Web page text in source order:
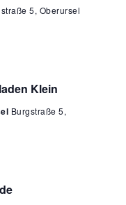
s
t
u
5, Oberursel
Klein
Burgstraße 5,